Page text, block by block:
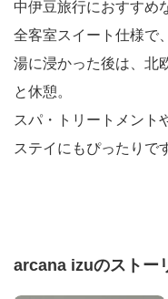
中伊豆旅行におすすめ
全客室スイート仕様で
湯に浸かった後は、北
と休憩。
スパ・トリートメント
ステイにもぴったりで
arcana izuのストー